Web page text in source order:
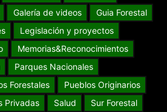
Galería de videos
Guia Forestal
Legislación y proyectos
Memorias&Reconocimientos
Parques Nacionales
Forestales
Pueblos Originarios
Privadas
Salud
Sur Forestal